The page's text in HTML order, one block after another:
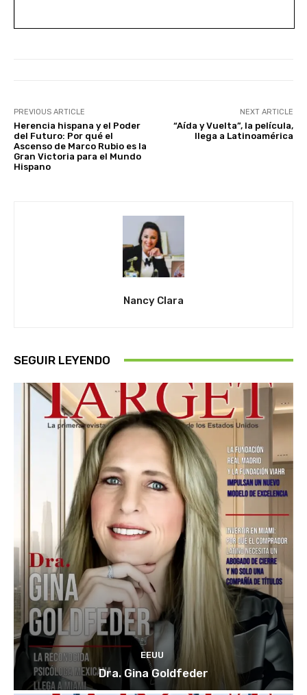
PREVIOUS ARTICLE
Herencia hispana y el Poder
del Futuro: Por qué el
Ascenso de Marco Rubio es la
Gran Victoria para el Mundo
Hispano
NEXT ARTICLE
“Aída y Vuelta”, la película,
llega a Latinoamérica
Nancy Clara
SEGUIR LEYENDO
EEUU
Dra. Gina Goldfeder